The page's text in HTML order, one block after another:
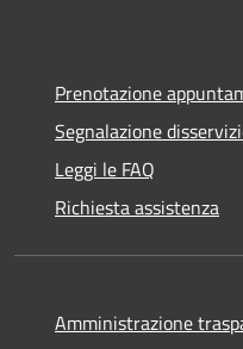
Prenotazione
Segnalazione
Leggi le FAQ
Richiesta assistenza
Amministrazione